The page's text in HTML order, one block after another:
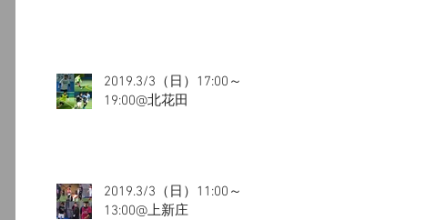
2019.3/3（日）17:00～
19:00@北花田
2019.3/3（日）11:00～
13:00@上新庄